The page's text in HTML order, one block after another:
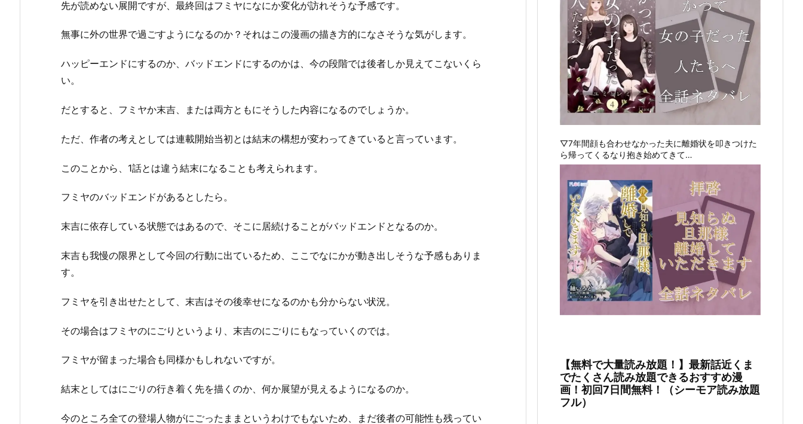
先が読めない展開ですが、最終回はフミヤになにか変化が訪れそうな予感です。
無事に外の世界で過ごすようになるのか？それはこの漫画の描き方的になさそうな気がします。
ハッピーエンドにするのか、バッドエンドにするのかは、今の段階では後者しか見えてこないくら
い。
だとすると、フミヤか末吉、または両方ともにそうした内容になるのでしょうか。
ただ、作者の考えとしては連載開始当初とは結末の構想が変わってきていると言っています。
このことから、1話とは違う結末になることも考えられます。
フミヤのバッドエンドがあるとしたら。
末吉に依存している状態ではあるので、そこに居続けることがバッドエンドとなるのか。
末吉も我慢の限界として今回の行動に出ているため、ここでなにかが動き出しそうな予感もありま
す。
フミヤを引き出せたとして、末吉はその後幸せになるのかも分からない状況。
その場合はフミヤのにごりというより、末吉のにごりにもなっていくのでは。
フミヤが留まった場合も同様かもしれないですが。
結末としてはにごりの行き着く先を描くのか、何か展望が見えるようになるのか。
今のところ全ての登場人物がにごったままというわけでもないため、まだ後者の可能性も残ってい
▽7年間顔も合わせなかった夫に離婚状を叩きつけた
ら帰ってくるなり抱き始めてきて…
【無料で大量読み放題！】最新話近くま
でたくさん読み放題できるおすすめ漫
画！初回7日間無料！（シーモア読み放題
フル）